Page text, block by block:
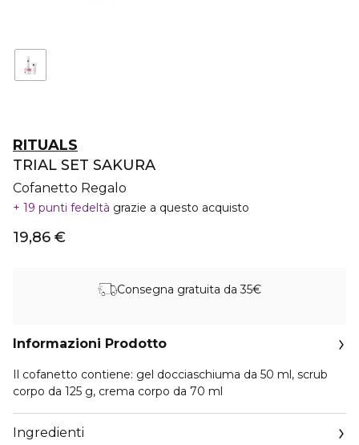
RITUALS
TRIAL SET SAKURA
Cofanetto Regalo
19 punti fedeltà grazie a questo acquisto
19,86 €
Consegna gratuita da 35€
Informazioni Prodotto
Il cofanetto contiene: gel docciaschiuma da 50 ml, scrub
corpo da 125 g, crema corpo da 70 ml
Ingredienti